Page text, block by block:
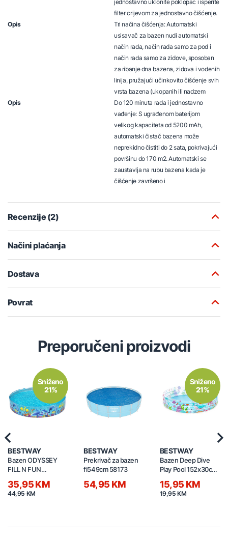
jednostavno uklonite poklopac i isperite
filter crijevom za jednostavno čišćenje.
Opis
Tri načina čišćenja: Automatski
usisavač za bazen nudi automatski
način rada, način rada samo za pod i
način rada samo za zidove, sposoban
za ribanje dna bazena, zidova i vodenih
linija, pružajući učinkovito čišćenje svih
vrsta bazena (ukopanih ili nadzem
Opis
Do 120 minuta rada i jednostavno
vađenje: S ugrađenom baterijom
velikog kapaciteta od 5200 mAh,
automatski čistač bazena može
neprekidno čistiti do 2 sata, pokrivajući
površinu do 170 m2. Automatski se
zaustavlja na rubu bazena kada je
čišćenje završeno i
Recenzije (2)
Načini plaćanja
Dostava
Povrat
Preporučeni proizvodi
Sniženo
21%
BESTWAY
Bazen ODYSSEY
FILL N FUN
35,95 KM
44,95 KM
BESTWAY
Prekrivač za bazen
fi549cm 58173
54,95 KM
Sniženo
21%
BESTWAY
Bazen Deep Dive
Play Pool 152x30cm
15,95 KM
19,95 KM
Previous